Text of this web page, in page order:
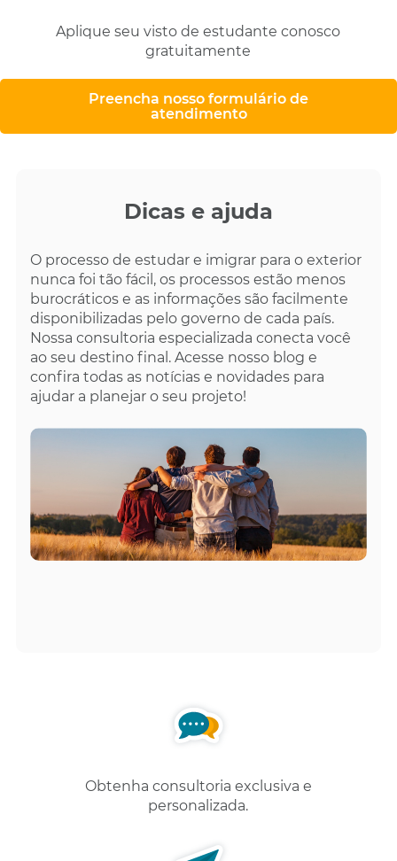
Aplique seu visto de estudante conosco
gratuitamente
Preencha nosso formulário de
atendimento
Dicas e ajuda
O processo de estudar e imigrar para o exterior
nunca foi tão fácil, os processos estão menos
burocráticos e as informações são facilmente
disponibilizadas pelo governo de cada país.
Nossa consultoria especializada conecta você
ao seu destino final. Acesse nosso blog e
confira todas as notícias e novidades para
ajudar a planejar o seu projeto!
Obtenha consultoria exclusiva e
personalizada.